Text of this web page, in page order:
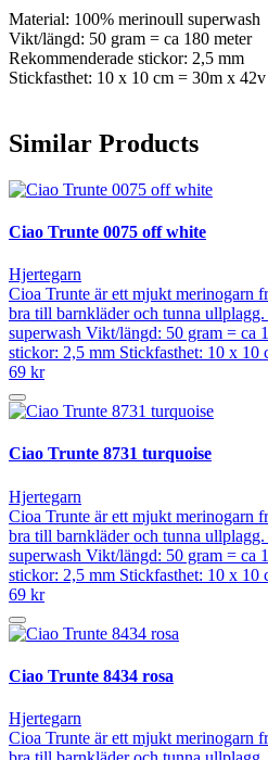
Material: 100% merinoull superwash
Vikt/längd: 50 gram = ca 180 meter
Rekommenderade stickor: 2,5 mm
Stickfasthet: 10 x 10 cm = 30m x
Similar Products
Ciao Trunte 0075 off white
Hjertegarn
Cioa Trunte är ett mjukt merinogarn
bra till barnkläder och tunna
superwash Vikt/längd: 50 gram = ca
stickor: 2,5 mm Stickfasthet: 10 x
69 kr
Ciao Trunte 8731 turquoise
Hjertegarn
Cioa Trunte är ett mjukt merinogarn
bra till barnkläder och tunna
superwash Vikt/längd: 50 gram = ca
stickor: 2,5 mm Stickfasthet: 10 x
69 kr
Ciao Trunte 8434 rosa
Hjertegarn
Cioa Trunte är ett mjukt merinogarn